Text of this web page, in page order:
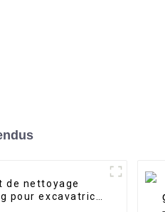
de nettoyage
pour excavatrice